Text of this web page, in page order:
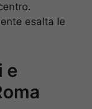
esalta le
e